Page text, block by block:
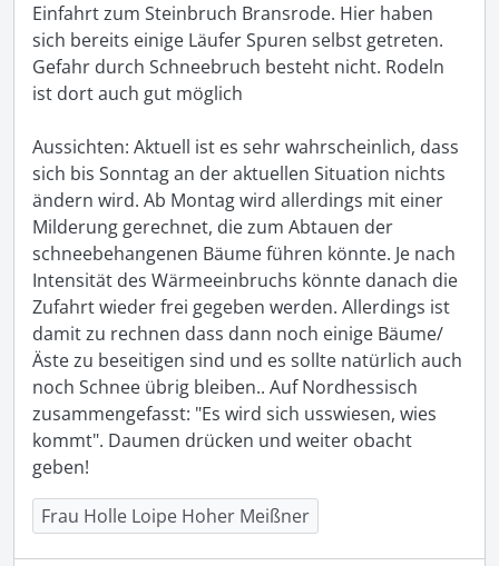
Einfahrt zum Steinbruch Bransrode. Hier haben
sich bereits einige Läufer Spuren selbst getreten.
Gefahr durch Schneebruch besteht nicht. Rodeln
ist dort auch gut möglich
Aussichten: Aktuell ist es sehr wahrscheinlich, dass
sich bis Sonntag an der aktuellen Situation nichts
ändern wird. Ab Montag wird allerdings mit einer
Milderung gerechnet, die zum Abtauen der
schneebehangenen Bäume führen könnte. Je nach
Intensität des Wärmeeinbruchs könnte danach die
Zufahrt wieder frei gegeben werden. Allerdings ist
damit zu rechnen dass dann noch einige Bäume/
Äste zu beseitigen sind und es sollte natürlich auch
noch Schnee übrig bleiben.. Auf Nordhessisch
zusammengefasst: "Es wird sich usswiesen, wies
kommt". Daumen drücken und weiter obacht
geben!
Frau Holle Loipe Hoher Meißner